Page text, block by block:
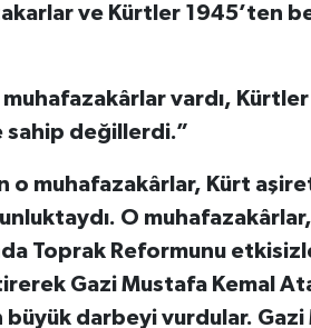
ve Kürtler 1945’ten
vardı,
sahip değillerdi.”
muhafazakârlar, Kürt
O
Toprak Reformunu
Gazi Mustafa Kemal
darbeyi vurdular. Gazi